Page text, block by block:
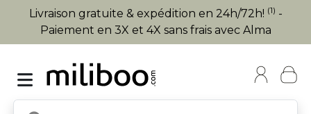
Livraison gratuite & expédition en 24h/72h! (1) -
Paiement en 3X et 4X sans frais avec Alma